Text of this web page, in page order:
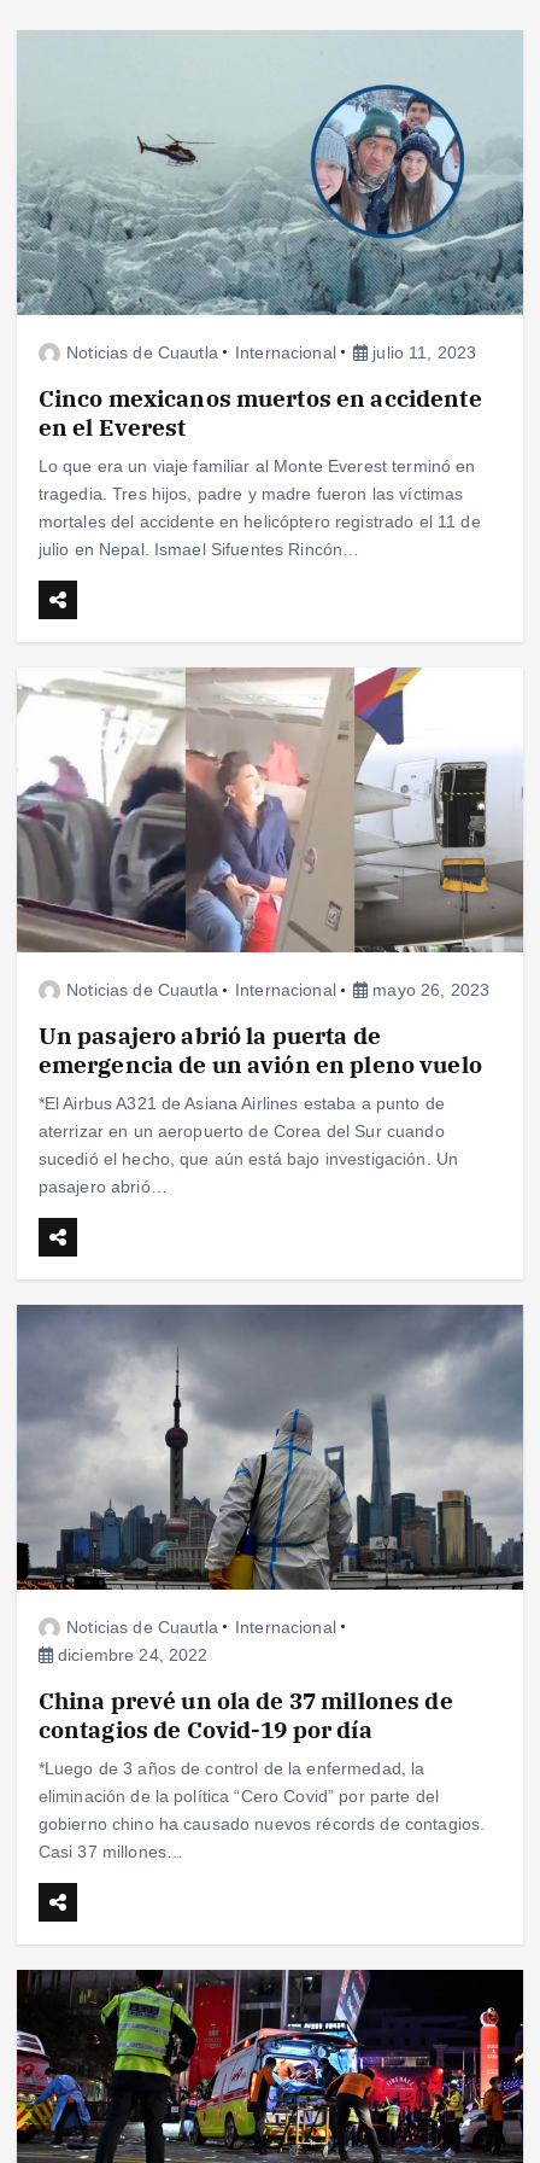
Noticias de Cuautla Internacional julio 11, 2023
Cinco mexicanos muertos en accidente
en el Everest
Lo que era un viaje familiar al Monte Everest terminó en
tragedia. Tres hijos, padre y madre fueron las víctimas
mortales del accidente en helicóptero registrado el 11 de
julio en Nepal. Ismael Sifuentes Rincón…
Noticias de Cuautla Internacional mayo 26, 2023
Un pasajero abrió la puerta de
emergencia de un avión en pleno vuelo
*El Airbus A321 de Asiana Airlines estaba a punto de
aterrizar en un aeropuerto de Corea del Sur cuando
sucedió el hecho, que aún está bajo investigación. Un
pasajero abrió…
Noticias de Cuautla
Internacional
diciembre 24, 2022
China prevé un ola de 37 millones de
contagios de Covid-19 por día
*Luego de 3 años de control de la enfermedad, la
eliminación de la política “Cero Covid” por parte del
gobierno chino ha causado nuevos récords de contagios.
Casi 37 millones…